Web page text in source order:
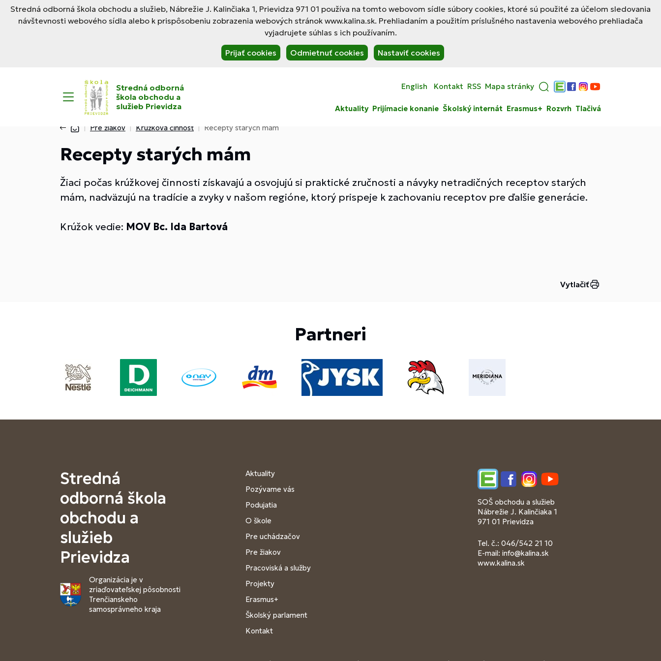
Stredná odborná škola obchodu a služieb, Nábrežie J. Kalinčiaka 1, Prievidza 971 01 používa na tomto webovom sídle súbory cookies, ktoré sú použité za účelom sledovania
návštevnosti webového sídla alebo k prispôsobeniu zobrazenia webových stránok www.kalina.sk. Prehliadaním a použitím príslušného nastavenia webového prehliadača
vyjadrujete súhlas s ich používaním.
Prijať cookies Odmietnuť cookies Nastaviť cookies
Stredná odborná
škola obchodu a
služieb Prievidza
English Kontakt RSS Mapa stránky
Edupage
Facebook
Instagram
YouTube
Aktuality Prijímacie konanie Školský internát Erasmus+ Rozvrh Tlačivá
Pre žiakov Krúžková činnosť Recepty starých mám
Recepty starých mám
Žiaci počas krúžkovej činnosti získavajú a osvojujú si praktické zručnosti a návyky netradičných receptov starých
mám, nadväzujú na tradície a zvyky v našom regióne, ktorý prispeje k zachovaniu receptov pre ďalšie generácie.
Krúžok vedie: MOV Bc. Ida Bartová
Vytlačiť
Partneri
Stredná
odborná škola
obchodu a
služieb
Prievidza
Organizácia je v
zriaďovateľskej pôsobnosti
Trenčianskeho
samosprávneho kraja
Aktuality
Pozývame vás
Podujatia
O škole
Pre uchádzačov
Pre žiakov
Pracoviská a služby
Projekty
Erasmus+
Školský parlament
Kontakt
EdupageFacebookInstagramYouTube
SOŠ obchodu a služieb
Nábrežie J. Kalinčiaka 1
971 01 Prievidza
Tel. č.: 046/542 21 10
E-mail: info@kalina.sk
www.kalina.sk